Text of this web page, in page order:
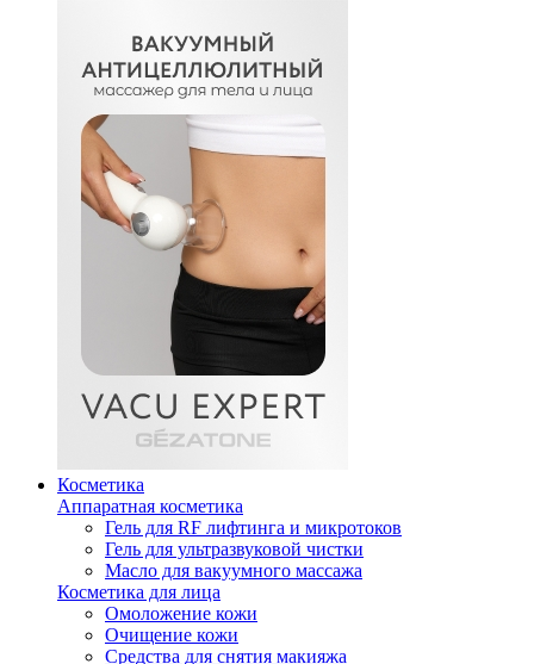
Косметика
Аппаратная косметика
Гель для RF лифтинга и микротоков
Гель для ультразвуковой чистки
Масло для вакуумного массажа
Косметика для лица
Омоложение кожи
Очищение кожи
Средства для снятия макияжа